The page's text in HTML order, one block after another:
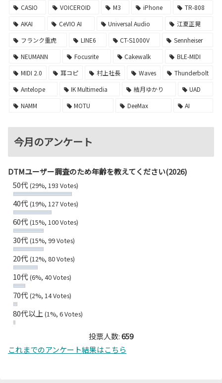
CASIO
VOICEROID M3 iPhone
TR-808
AKAI
CeVIO AI Universal Audio
江夏正晃
フランク重虎
LINE6 CT-S1000V
Sennheiser
NEUMANN
Focusrite Cakewalk
BLE-MIDI
MIDI 2.0
耳コピ 村上社長 Waves
Thunderbolt
Antelope
IK Multimedia 結月ゆかり
UAD
NAMM
MOTU DeeMax AI
今月のアンケート
DTMユーザー調査のため年齢を教えてください(2026)
50代(29%, 193 Votes)
40代(19%, 127 Votes)
60代(15%, 100 Votes)
30代(15%, 99 Votes)
20代(12%, 80 Votes)
10代(6%, 40 Votes)
70代(2%, 14 Votes)
80代以上(1%, 6 Votes)
投票人数:659
これまでのアンケート結果はこちら